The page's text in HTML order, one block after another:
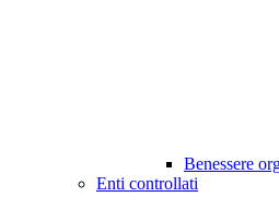
Benessere
Enti controllati